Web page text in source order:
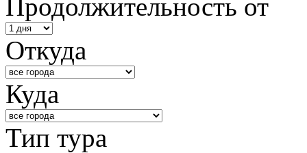
Продолжительность от
Откуда
Куда
Тип тура